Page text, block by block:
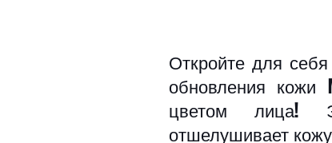
Откройте для
обновления кожи
цветом лица!
отшелушивает